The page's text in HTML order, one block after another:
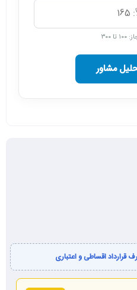
۳۰۰
مشاور
قرارداد اقساطی و اعتباری